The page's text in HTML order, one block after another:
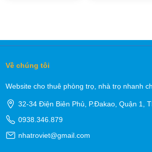
Về chúng tôi
Website cho thuê phòng trọ, nhà trọ nhanh
32-34 Điện Biên Phủ, P.Đakao, Quận 1,
0938.346.879
nhatroviet@gmail.com